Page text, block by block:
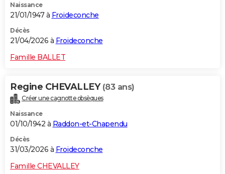
GUIDES D'ACHAT
BONS PLANS
CARTE DE VOEUX
Dictionnaire
Biographies
Citations
Expressions
Proverbes
PROGRAMME TV
COPAINS D'AVANT
S'inscrire
Se connecter
Lycées
Collèges
Primaires
Universités
Entreprises
Service militaire
Avis de recherche
AVIS DE DÉCÈS
Naissance
21/01/1947 à Froideconche
Décès
21/04/2026 à Froideconche
Famille BALLET
Regine CHEVALLEY (83 ans)
Créer une cagnotte obsèques
Naissance
01/10/1942 à Raddon-et-Chapendu
Décès
31/03/2026 à Froideconche
Famille CHEVALLEY